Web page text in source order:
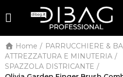
Home
PARRUCCHIERE &
ATTREZZATURA E MINUTERIA
SPAZZOLA DISTRICANTE